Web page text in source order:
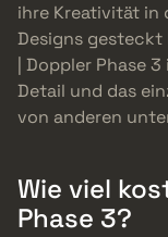
ihre Kreativität in
Designs
| Doppler Phase
Detail und das
von anderen
Wie viel
Phase 3?